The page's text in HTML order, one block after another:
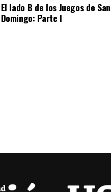
El lado B de los Juegos de
Domingo: Parte I